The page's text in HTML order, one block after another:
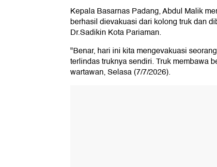
Kepala Basarnas Padang, Abdul Malik
berhasil dievakuasi dari kolong truk dan
Dr.Sadikin Kota Pariaman.
"Benar, hari ini kita mengevakuasi
terlindas truknya sendiri. Truk membawa
wartawan, Selasa (7/7/2026).